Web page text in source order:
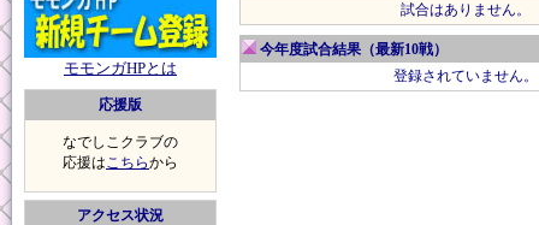
モモンガHPとは
応援版
なでしこクラブの
応援はこちらから
アクセス状況
試合はありません。
今年度試合結果（最新10戦）
登録されていません。